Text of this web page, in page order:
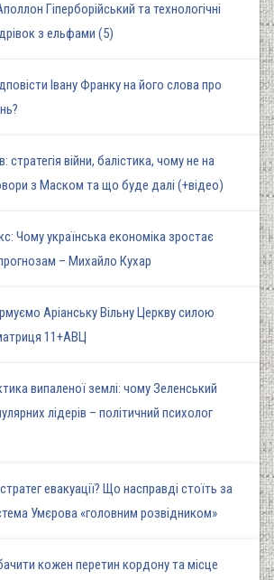
Гіперборійський та технологічні
з ельфами (5)
Івану Франку на його слова про
війни, балістика, чому не на
з Маском та що буде далі (+відео)
Чому українська економіка зростає
прогнозам – Михайло Кухар
Аріанську Вільну Церкву силою
11+АВЦ
випаленої землі: чому Зеленський
лідерів – політичний психолог
евакуації? Що насправді стоїть за
Умєрова «головним розвідником»
кожен перетин кордону та місце